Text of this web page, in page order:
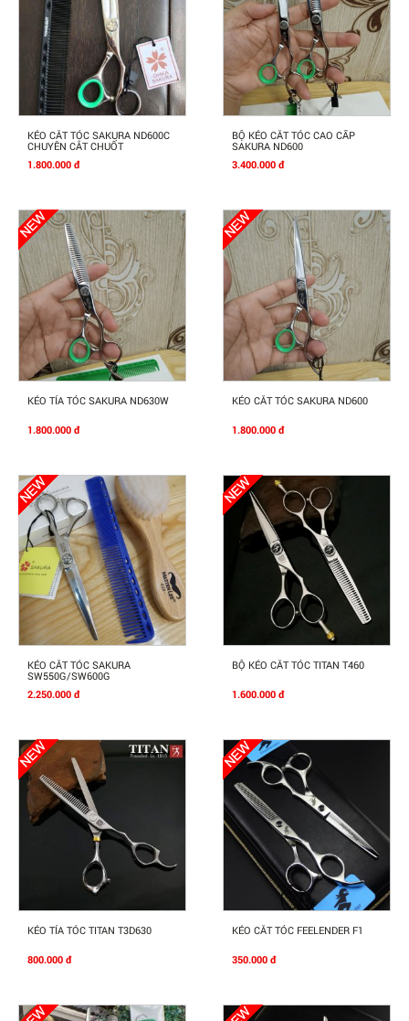
Mua Ngay
KÉO CẮT TÓC SAKURA ND600C
CHUYÊN CẮT CHUỐT
1.800.000 đ
Mua Ngay
BỘ KÉO CẮT TÓC CAO CẤP
SAKURA ND600
3.400.000 đ
Mua Ngay
KÉO TỈA TÓC SAKURA ND630W
1.800.000 đ
Mua Ngay
KÉO CẮT TÓC SAKURA ND600
1.800.000 đ
Mua Ngay
KÉO CẮT TÓC SAKURA
SW550G/SW600G
2.250.000 đ
Mua Ngay
BỘ KÉO CẮT TÓC TITAN T460
1.600.000 đ
Mua Ngay
KÉO TỈA TÓC TITAN T3D630
800.000 đ
Mua Ngay
KÉO CẮT TÓC FEELENDER F1
350.000 đ